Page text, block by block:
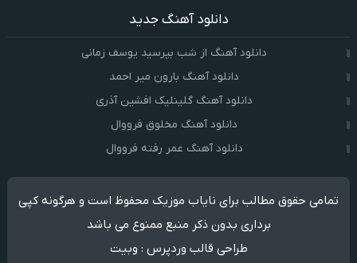
دانلود آهنگ جدید
دانلود آهنگ از شب بپرسید یوسف زمانی
دانلود آهنگ بارون میر احمد
دانلود آهنگ گلینلیک افشین آذری
دانلود آهنگ مخلوق فرووال
دانلود آهنگ عمر رفته فرووال
تمامی حقوق مطالب برای نایاب موزیک محفوظ است و هرگونه کپی
برداری بدون ذکر منبع ممنوع می باشد
طراحی قالب وردپرس : وبیت